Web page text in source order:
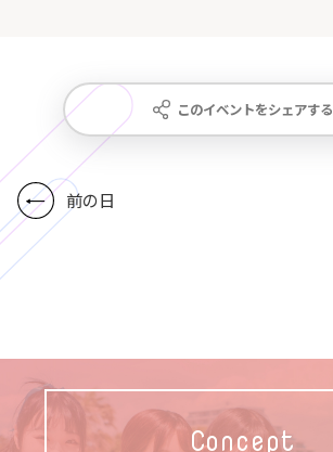
このイベントをシェアする
前の日
Concept